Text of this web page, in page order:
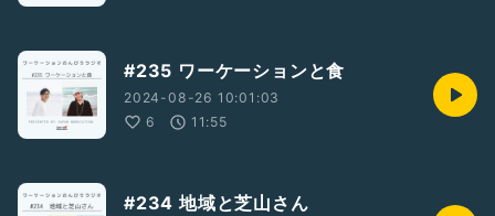
#235 ワーケーションと食
2024-08-26 10:01:03
6
11:55
#234 地域と芝山さん